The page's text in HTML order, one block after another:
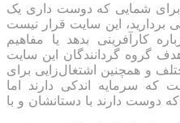
برای شمایی که دوست داری یک
این سایت قرار نیست
کارآفرینی بدهد یا مفاهیم
هدف گروه گردانندگان این سایت
و همچنین اشتغال‌زایی برای
که سرمایه اندکی دارند اما
دوست دارند با دستانشان و با